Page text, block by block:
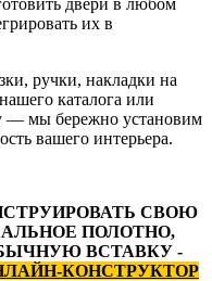
их в
ручки, накладки на
каталога или
— мы бережно установим
вашего интерьера.
СВОЮ
ПОЛОТНО,
ВСТАВКУ -
КОНСТРУКТОР